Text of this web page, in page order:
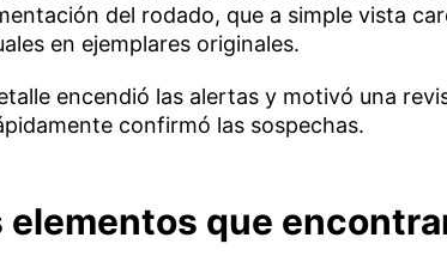
del rodado, que a simple vista
en ejemplares originales.
encendió las alertas y motivó una
confirmó las sospechas.
elementos que